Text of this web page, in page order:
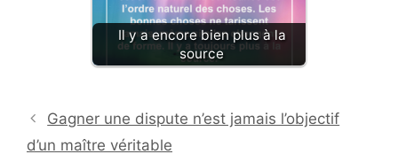
Il y a encore bien plus à la
source
Gagner une dispute n’est jamais l’objectif
d’un maître véritable